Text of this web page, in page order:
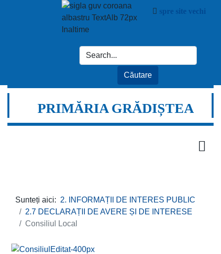
spre site vechi
PRIMĂRIA GRĂDIȘTEA
Sunteți aici: 2. INFORMAȚII DE INTERES PUBLIC
2.7 DECLARAȚII DE AVERE ȘI DE INTERESE
Consiliul Local